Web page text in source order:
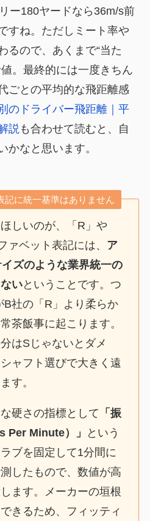
ー180ヤードなら36m/s前
すね。ただしミート率や
るので、あくまで“当た
。最終的には一度きちん
ごとの平均的な飛距離感
のドライバー飛距離｜平
説 も合わせて読むと、自
かなと思います。
記に統一基準はありません
しいのが、「R」や
ァベット表記には、 ア
ズのような業界統一の
いということです。つ
B社の「R」より柔らか
茶飯事に起こります。
はSじゃないとダメ
ャフト選びで大きく遠
す。
硬さの指標として 「振
Per Minute）」
という
ブを固定して1分間に
したもので、数値が高
ます。メーカーの垣根
きるため、フィッティ